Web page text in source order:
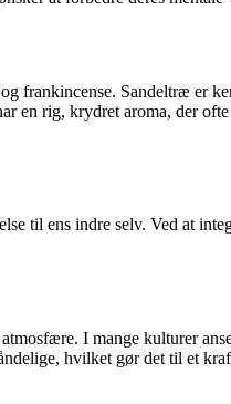
frankincense. Sandeltræ er
en rig, krydret aroma, der
til ens indre selv. Ved at
I mange kulturer
hvilket gør det til et